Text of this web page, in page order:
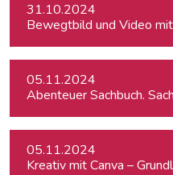
31.10.2024
Bewegtbild und Video
05.11.2024
Abenteuer Sachbuch.
05.11.2024
Kreativ mit Canva –